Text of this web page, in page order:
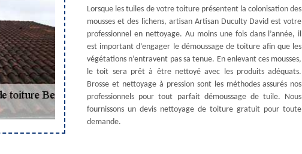
Lorsque les tuiles de votre toiture présentent la colonisation des
mousses et des lichens, artisan Artisan Duculty David est votre
professionnel en nettoyage. Au moins une fois dans l’année, il
est important d’engager le démoussage de toiture afin que les
végétations n’entravent pas sa tenue. En enlevant ces mousses,
le toit sera prêt à être nettoyé avec les produits adéquats.
Brosse et nettoyage à pression sont les méthodes assurés nos
professionnels pour tout parfait démoussage de tuile. Nous
fournissons un devis nettoyage de toiture gratuit pour toute
demande.